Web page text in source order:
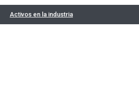
Activos en la industria